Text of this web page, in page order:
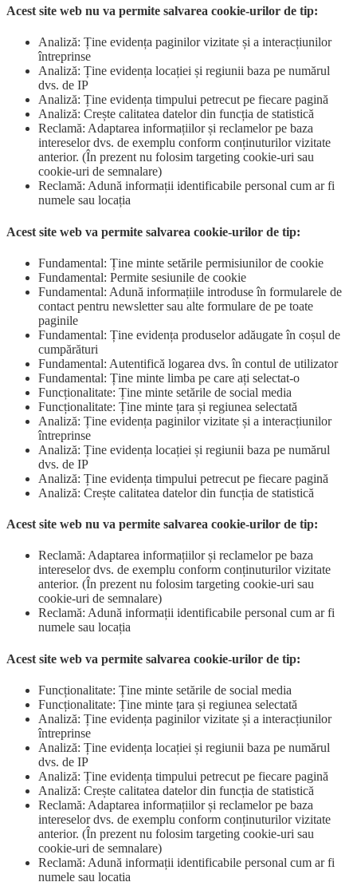
Acest site web nu va permite salvarea cookie-urilor de tip:
Analiză: Ține evidența paginilor vizitate și a interacțiunilor
întreprinse
Analiză: Ține evidența locației și regiunii baza pe numărul
dvs. de IP
Analiză: Ține evidența timpului petrecut pe fiecare pagină
Analiză: Crește calitatea datelor din funcția de statistică
Reclamă: Adaptarea informațiilor și reclamelor pe baza
intereselor dvs. de exemplu conform conținuturilor vizitate
anterior. (În prezent nu folosim targeting cookie-uri sau
cookie-uri de semnalare)
Reclamă: Adună informații identificabile personal cum ar fi
numele sau locația
Acest site web va permite salvarea cookie-urilor de tip:
Fundamental: Ține minte setările permisiunilor de cookie
Fundamental: Permite sesiunile de cookie
Fundamental: Adună informațiile introduse în formularele de
contact pentru newsletter sau alte formulare de pe toate
paginile
Fundamental: Ține evidența produselor adăugate în coșul de
cumpărături
Fundamental: Autentifică logarea dvs. în contul de utilizator
Fundamental: Ține minte limba pe care ați selectat-o
Funcționalitate: Ține minte setările de social media
Funcționalitate: Ține minte țara și regiunea selectată
Analiză: Ține evidența paginilor vizitate și a interacțiunilor
întreprinse
Analiză: Ține evidența locației și regiunii baza pe numărul
dvs. de IP
Analiză: Ține evidența timpului petrecut pe fiecare pagină
Analiză: Crește calitatea datelor din funcția de statistică
Acest site web nu va permite salvarea cookie-urilor de tip:
Reclamă: Adaptarea informațiilor și reclamelor pe baza
intereselor dvs. de exemplu conform conținuturilor vizitate
anterior. (În prezent nu folosim targeting cookie-uri sau
cookie-uri de semnalare)
Reclamă: Adună informații identificabile personal cum ar fi
numele sau locația
Acest site web va permite salvarea cookie-urilor de tip:
Funcționalitate: Ține minte setările de social media
Funcționalitate: Ține minte țara și regiunea selectată
Analiză: Ține evidența paginilor vizitate și a interacțiunilor
întreprinse
Analiză: Ține evidența locației și regiunii baza pe numărul
dvs. de IP
Analiză: Ține evidența timpului petrecut pe fiecare pagină
Analiză: Crește calitatea datelor din funcția de statistică
Reclamă: Adaptarea informațiilor și reclamelor pe baza
intereselor dvs. de exemplu conform conținuturilor vizitate
anterior. (În prezent nu folosim targeting cookie-uri sau
cookie-uri de semnalare)
Reclamă: Adună informații identificabile personal cum ar fi
numele sau locația